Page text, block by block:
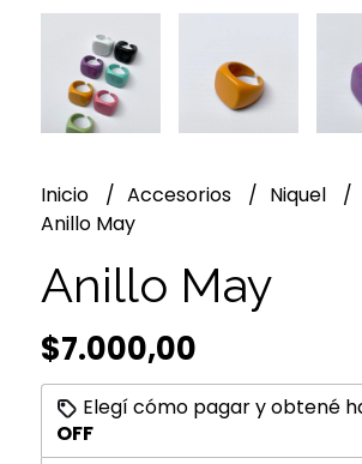
Inicio Accesorios Niquel
Anillo May
Anillo May
$7.000,00
Elegí cómo pagar y obtené
OFF